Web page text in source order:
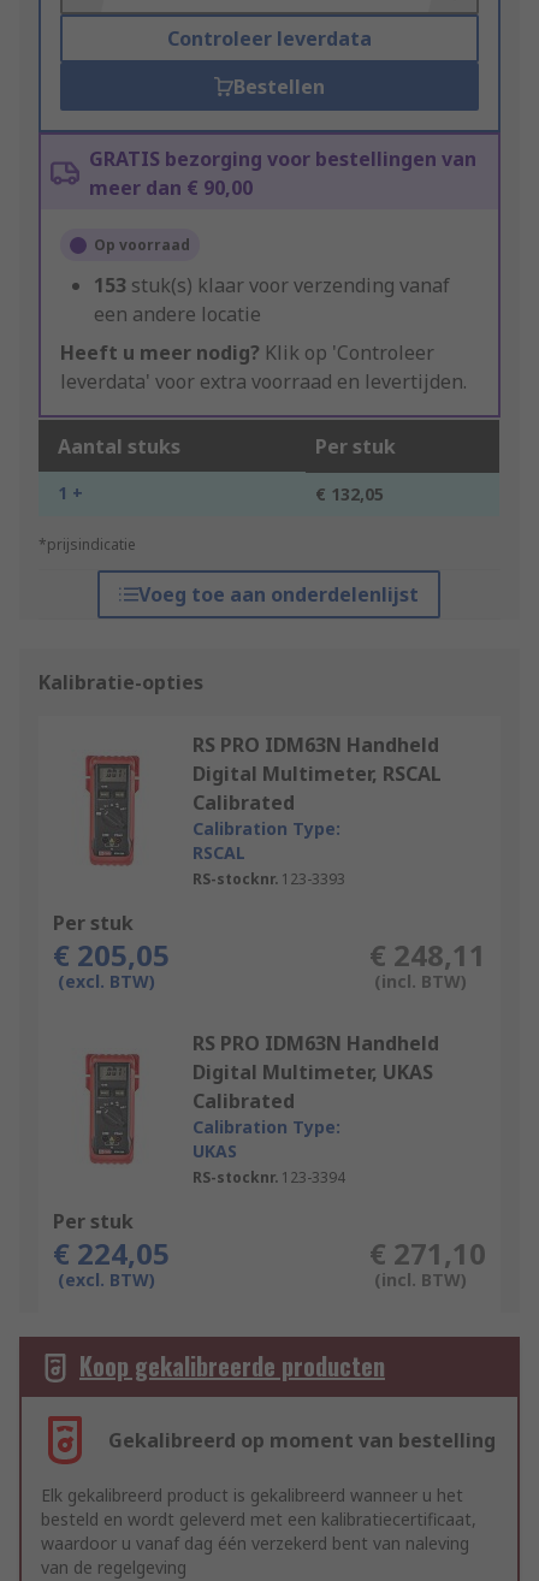
Controleer leverdata
Bestellen
GRATIS bezorging voor bestellingen van
meer dan € 90,00
Op voorraad
153 stuk(s) klaar voor verzending vanaf
een andere locatie
Heeft u meer nodig? Klik op 'Controleer
leverdata' voor extra voorraad en levertijden.
Aantal stuks Per stuk
1 + € 132,05
*prijsindicatie
Voeg toe aan onderdelenlijst
Kalibratie-opties
RS PRO IDM63N Handheld
Digital Multimeter, RSCAL
Calibrated
Calibration Type:
RSCAL
RS-stocknr. 123-3393
Per stuk
€ 205,05
(excl. BTW)
€ 248,11
(incl. BTW)
RS PRO IDM63N Handheld
Digital Multimeter, UKAS
Calibrated
Calibration Type:
UKAS
RS-stocknr. 123-3394
Per stuk
€ 224,05
(excl. BTW)
€ 271,10
(incl. BTW)
Koop gekalibreerde producten
Gekalibreerd op moment van bestelling
Elk gekalibreerd product is gekalibreerd wanneer u het
besteld en wordt geleverd met een kalibratiecertificaat,
waardoor u vanaf dag één verzekerd bent van naleving
van de regelgeving